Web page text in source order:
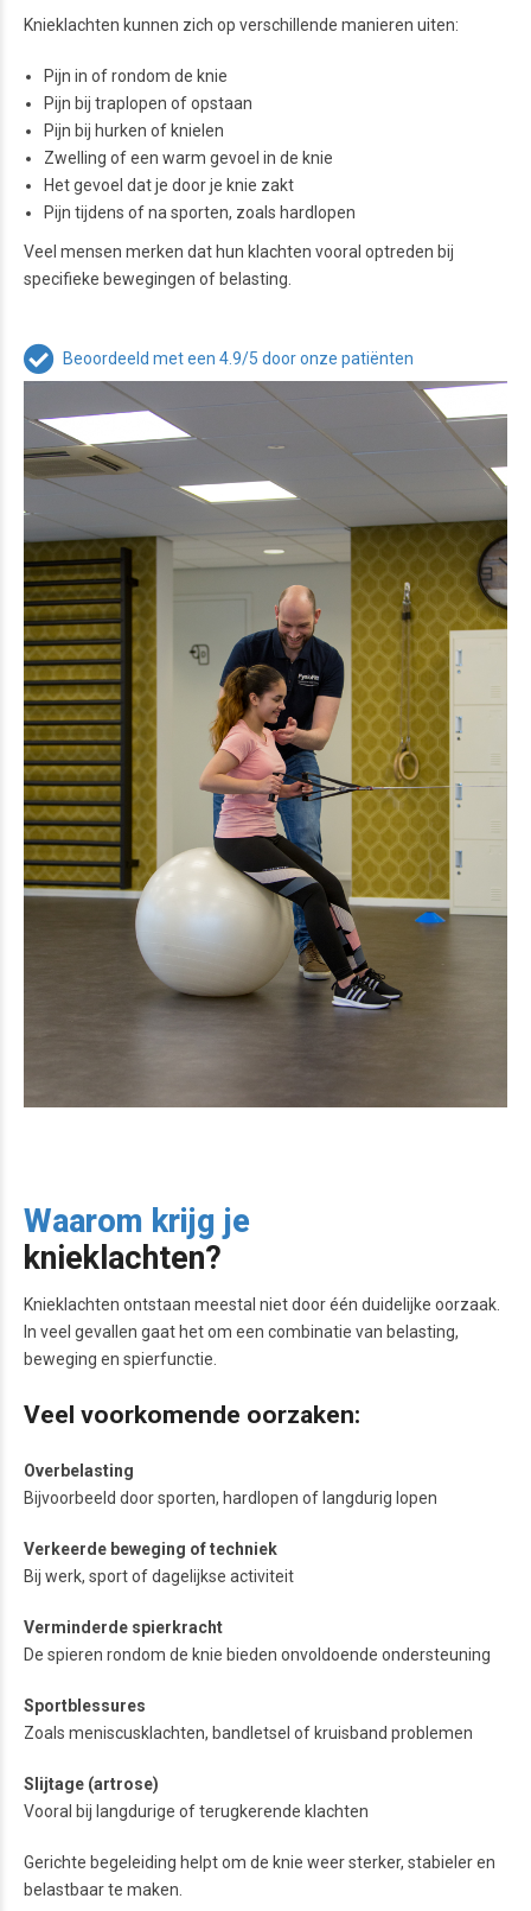
Knieklachten kunnen zich op verschillende manieren uiten:
Pijn in of rondom de knie
Pijn bij traplopen of opstaan
Pijn bij hurken of knielen
Zwelling of een warm gevoel in de knie
Het gevoel dat je door je knie zakt
Pijn tijdens of na sporten, zoals hardlopen
Veel mensen merken dat hun klachten vooral optreden bij
specifieke bewegingen of belasting.
Beoordeeld met een 4.9/5 door onze patiënten
Waarom krijg je
knieklachten?
Knieklachten ontstaan meestal niet door één duidelijke oorzaak.
In veel gevallen gaat het om een combinatie van belasting,
beweging en spierfunctie.
Veel voorkomende oorzaken:
Overbelasting
Bijvoorbeeld door sporten, hardlopen of langdurig lopen
Verkeerde beweging of techniek
Bij werk, sport of dagelijkse activiteit
Verminderde spierkracht
De spieren rondom de knie bieden onvoldoende ondersteuning
Sportblessures
Zoals meniscusklachten, bandletsel of kruisband problemen
Slijtage (artrose)
Vooral bij langdurige of terugkerende klachten
Gerichte begeleiding helpt om de knie weer sterker, stabieler en
belastbaar te maken.